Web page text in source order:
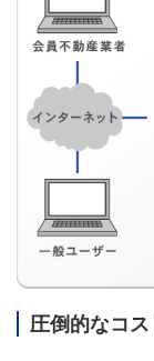
圧倒的なコ